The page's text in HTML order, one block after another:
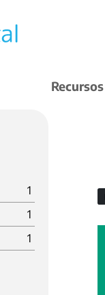
Recursos
1
1
1